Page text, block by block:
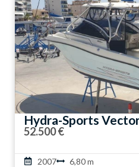
Hydra-Sports
52.500 €
2007 6,80 m